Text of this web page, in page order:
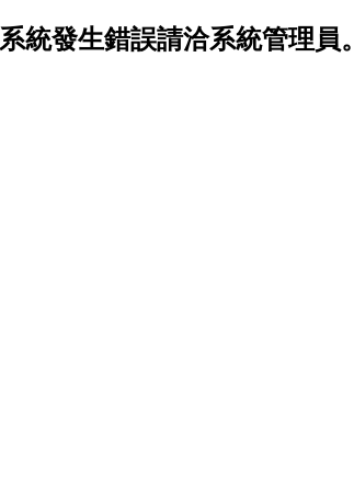
系統發生錯誤請洽系統管理員。